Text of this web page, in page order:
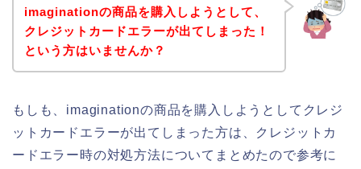
imaginationの商品を購入しようとして、
クレジットカードエラーが出てしまった！
という方はいませんか？
もしも、imaginationの商品を購入しようとしてクレジ
ットカードエラーが出てしまった方は、クレジットカ
ードエラー時の対処方法についてまとめたので参考に